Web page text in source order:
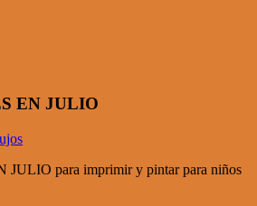
EN JULIO
para imprimir y pintar para niños